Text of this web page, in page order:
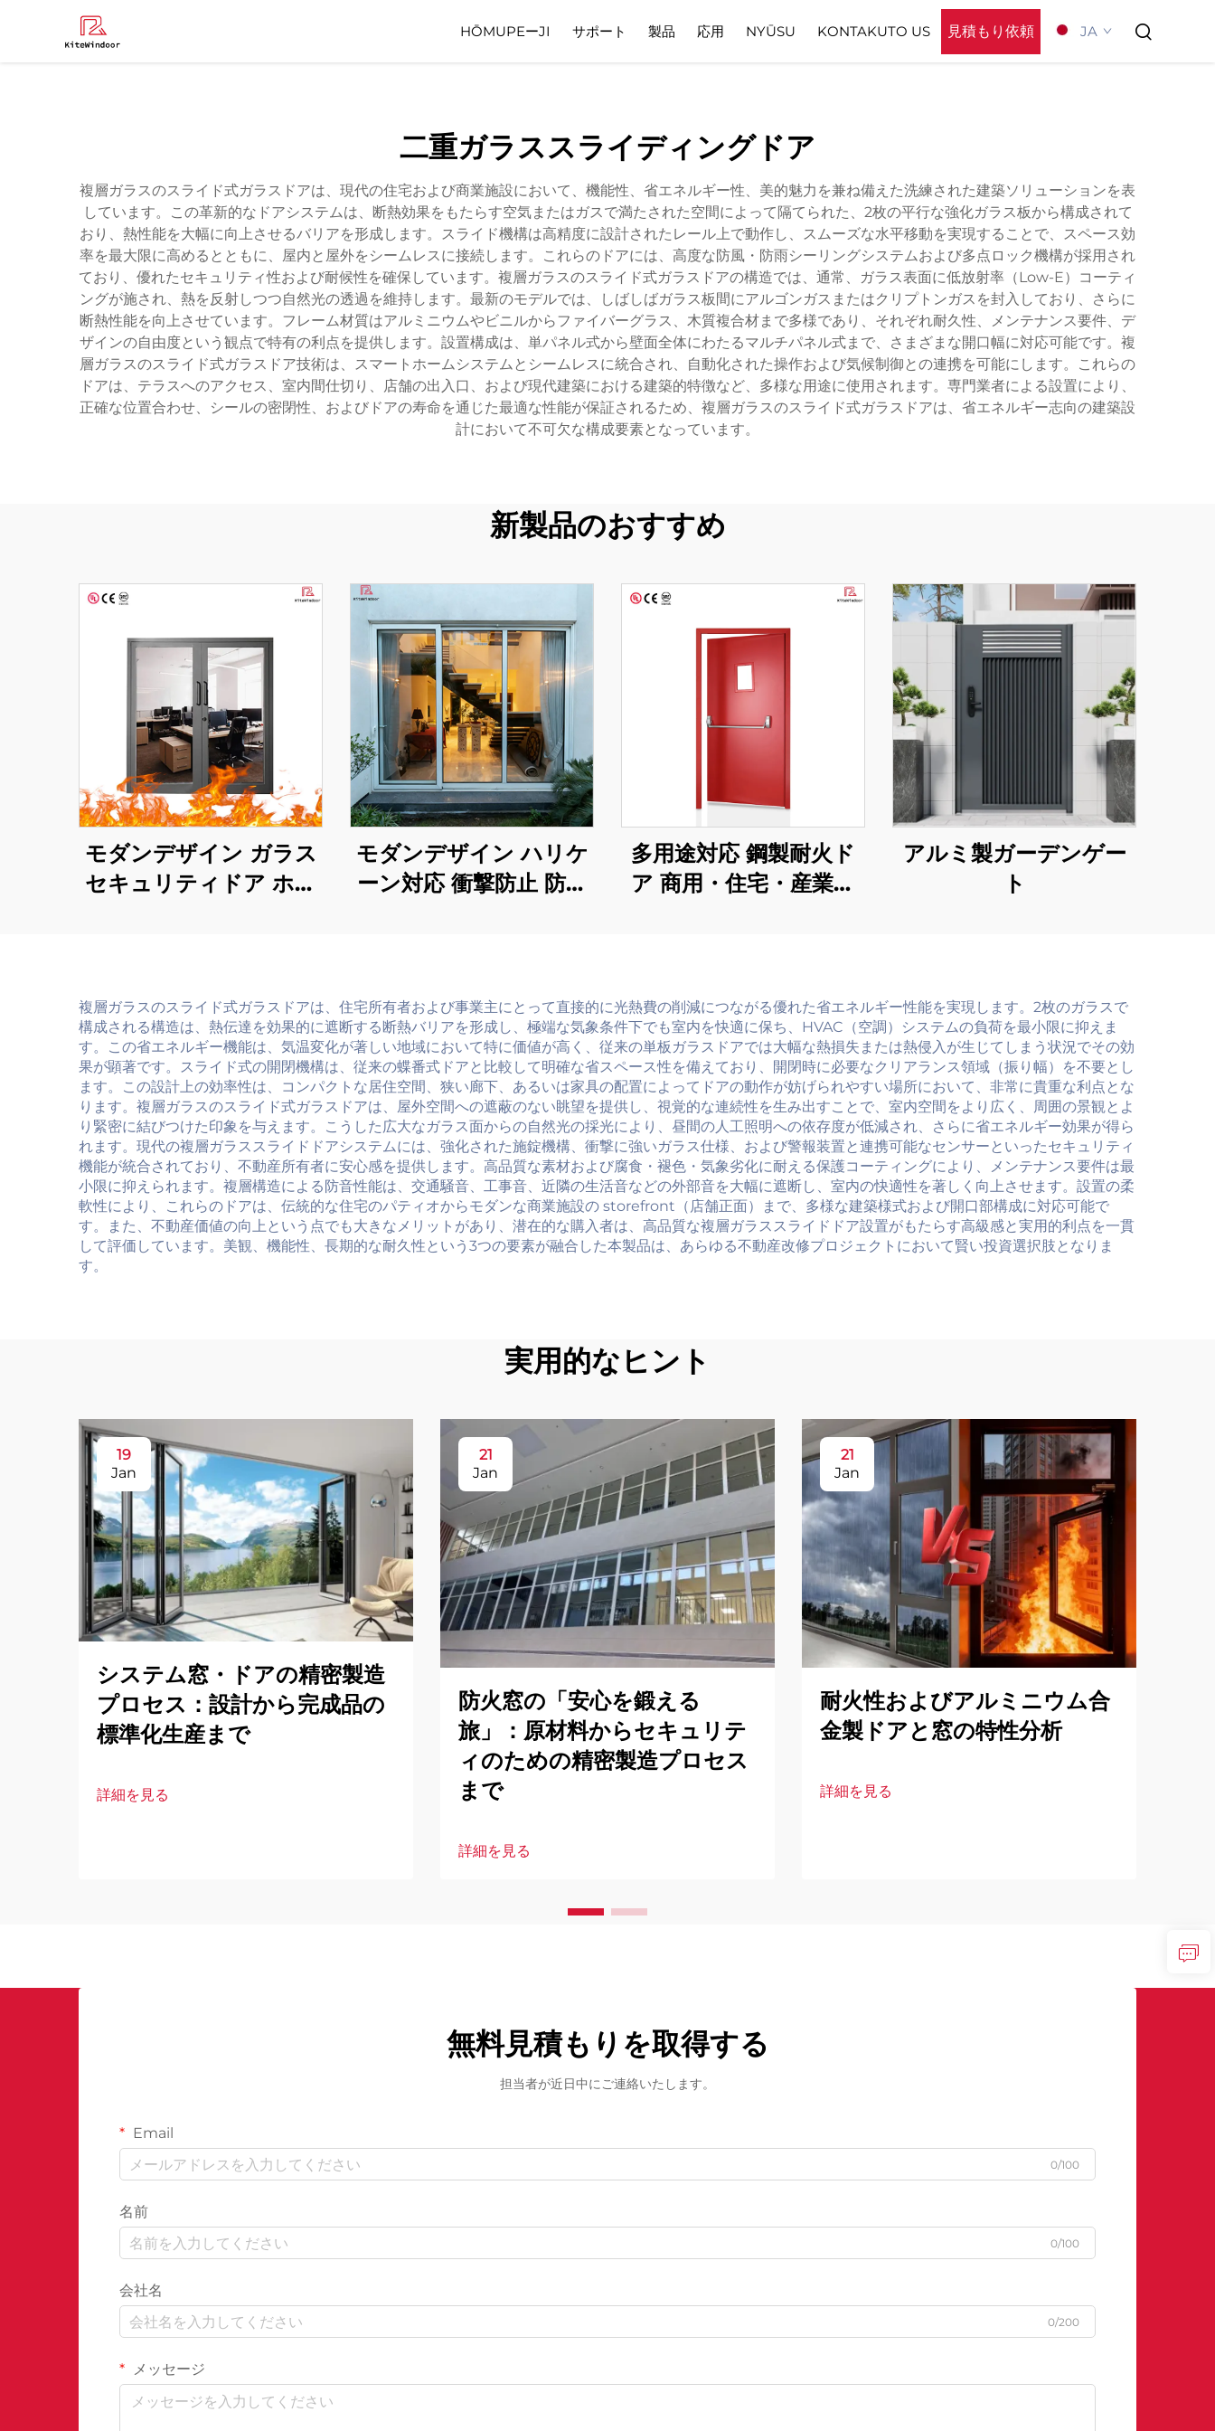
HŌMUPEーJI サポート 製品 応用 NYŪSU KONTAKUTO US 見積もり依頼 JA
二重ガラススライディングドア
複層ガラスのスライド式ガラスドアは、現代の住宅および商業施設において、機能性、省エネルギー性、美的魅力を兼ね備えた洗練された建築ソリューションを表
しています。この革新的なドアシステムは、断熱効果をもたらす空気またはガスで満たされた空間によって隔てられた、2枚の平行な強化ガラス板から構成されて
おり、熱性能を大幅に向上させるバリアを形成します。スライド機構は高精度に設計されたレール上で動作し、スムーズな水平移動を実現することで、スペース効
率を最大限に高めるとともに、屋内と屋外をシームレスに接続します。これらのドアには、高度な防風・防雨シーリングシステムおよび多点ロック機構が採用され
ており、優れたセキュリティ性および耐候性を確保しています。複層ガラスのスライド式ガラスドアの構造では、通常、ガラス表面に低放射率（Low-E）コーティ
ングが施され、熱を反射しつつ自然光の透過を維持します。最新のモデルでは、しばしばガラス板間にアルゴンガスまたはクリプトンガスを封入しており、さらに
断熱性能を向上させています。フレーム材質はアルミニウムやビニルからファイバーグラス、木質複合材まで多様であり、それぞれ耐久性、メンテナンス要件、デ
ザインの自由度という観点で特有の利点を提供します。設置構成は、単パネル式から壁面全体にわたるマルチパネル式まで、さまざまな開口幅に対応可能です。複
層ガラスのスライド式ガラスドア技術は、スマートホームシステムとシームレスに統合され、自動化された操作および気候制御との連携を可能にします。これらの
ドアは、テラスへのアクセス、室内間仕切り、店舗の出入口、および現代建築における建築的特徴など、多様な用途に使用されます。専門業者による設置により、
正確な位置合わせ、シールの密閉性、およびドアの寿命を通じた最適な性能が保証されるため、複層ガラスのスライド式ガラスドアは、省エネルギー志向の建築設
計において不可欠な構成要素となっています。
新製品のおすすめ
モダンデザイン ガラス
セキュリティドア ホテ
モダンデザイン ハリケ
ーン対応 衝撃防止 防音
ングドア
多用途対応 鋼製耐火ド
ア 商用・住宅・産業用
アルミ製ガーデンゲー
ト
複層ガラスのスライド式ガラスドアは、住宅所有者および事業主にとって直接的に光熱費の削減につながる優れた省エネルギー性能を実現します。2枚のガラスで
構成される構造は、熱伝達を効果的に遮断する断熱バリアを形成し、極端な気象条件下でも室内を快適に保ち、HVAC（空調）システムの負荷を最小限に抑えま
す。この省エネルギー機能は、気温変化が著しい地域において特に価値が高く、従来の単板ガラスドアでは大幅な熱損失または熱侵入が生じてしまう状況でその効
果が顕著です。スライド式の開閉機構は、従来の蝶番式ドアと比較して明確な省スペース性を備えており、開閉時に必要なクリアランス領域（振り幅）を不要とし
ます。この設計上の効率性は、コンパクトな居住空間、狭い廊下、あるいは家具の配置によってドアの動作が妨げられやすい場所において、非常に貴重な利点とな
ります。複層ガラスのスライド式ガラスドアは、屋外空間への遮蔽のない眺望を提供し、視覚的な連続性を生み出すことで、室内空間をより広く、周囲の景観とよ
り緊密に結びつけた印象を与えます。こうした広大なガラス面からの自然光の採光により、昼間の人工照明への依存度が低減され、さらに省エネルギー効果が得ら
れます。現代の複層ガラススライドドアシステムには、強化された施錠機構、衝撃に強いガラス仕様、および警報装置と連携可能なセンサーといったセキュリティ
機能が統合されており、不動産所有者に安心感を提供します。高品質な素材および腐食・褪色・気象劣化に耐える保護コーティングにより、メンテナンス要件は最
小限に抑えられます。複層構造による防音性能は、交通騒音、工事音、近隣の生活音などの外部音を大幅に遮断し、室内の快適性を著しく向上させます。設置の柔
軟性により、これらのドアは、伝統的な住宅のパティオからモダンな商業施設の storefront（店舗正面）まで、多様な建築様式および開口部構成に対応可能で
す。また、不動産価値の向上という点でも大きなメリットがあり、潜在的な購入者は、高品質な複層ガラススライドドア設置がもたらす高級感と実用的利点を一貫
して評価しています。美観、機能性、長期的な耐久性という3つの要素が融合した本製品は、あらゆる不動産改修プロジェクトにおいて賢い投資選択肢となりま
す。
実用的なヒント
19
Jan
システム窓・ドアの精密製造
プロセス：設計から完成品の
標準化生産まで
詳細を見る
21
Jan
防火窓の「安心を鍛える
旅」：原材料からセキュリテ
ィのための精密製造プロセス
まで
詳細を見る
21
Jan
耐火性およびアルミニウム合
金製ドアと窓の特性分析
詳細を見る
無料見積もりを取得する
担当者が近日中にご連絡いたします。
Email
0/100
名前
0/100
会社名
0/200
メッセージ